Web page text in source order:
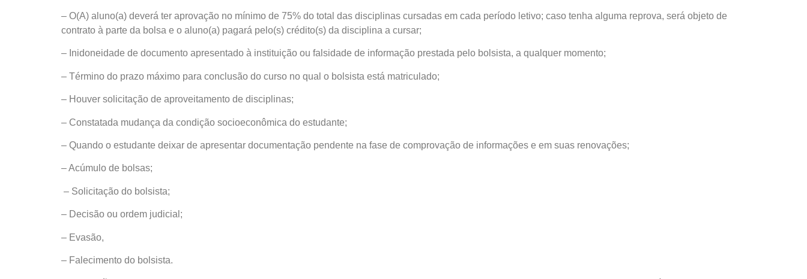
– O(A) aluno(a) deverá ter aprovação no mínimo de 75% do total das disciplinas cursadas em cada período letivo; caso tenha alguma reprova, será objeto de
contrato à parte da bolsa e o aluno(a) pagará pelo(s) crédito(s) da disciplina a cursar;
– Inidoneidade de documento apresentado à instituição ou falsidade de informação prestada pelo bolsista, a qualquer momento;
– Término do prazo máximo para conclusão do curso no qual o bolsista está matriculado;
– Houver solicitação de aproveitamento de disciplinas;
– Constatada mudança da condição socioeconômica do estudante;
– Quando o estudante deixar de apresentar documentação pendente na fase de comprovação de informações e em suas renovações;
– Acúmulo de bolsas;
– Solicitação do bolsista;
– Decisão ou ordem judicial;
– Evasão,
– Falecimento do bolsista.